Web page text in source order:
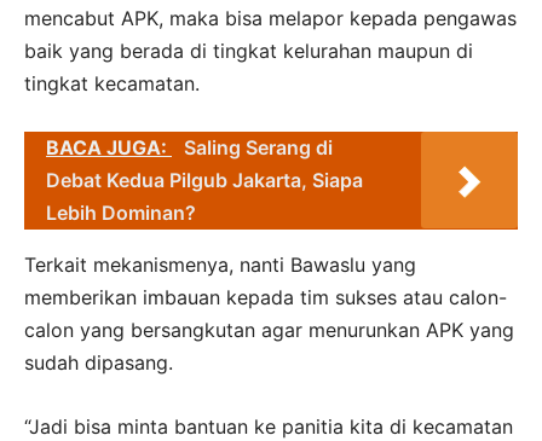
mencabut APK, maka bisa melapor kepada pengawas
baik yang berada di tingkat kelurahan maupun di
tingkat kecamatan.
BACA JUGA:
Saling Serang di
Debat Kedua Pilgub Jakarta, Siapa
Lebih Dominan?
Terkait mekanismenya, nanti Bawaslu yang
memberikan imbauan kepada tim sukses atau calon-
calon yang bersangkutan agar menurunkan APK yang
sudah dipasang.
“Jadi bisa minta bantuan ke panitia kita di kecamatan